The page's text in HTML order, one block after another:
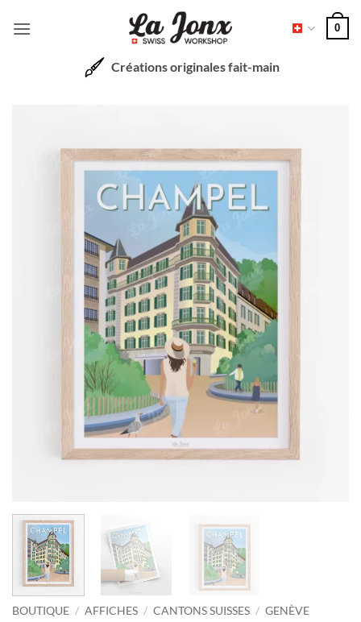
0
Créations originales fait-main
BOUTIQUE / AFFICHES / CANTONS SUISSES / GENÈVE